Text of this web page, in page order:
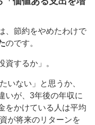
、節約をやめたわけで
のです。
資するか」。
いない」と思うか、
いが、3年後の年収に
をかけている人は平均
が将来のリターンを